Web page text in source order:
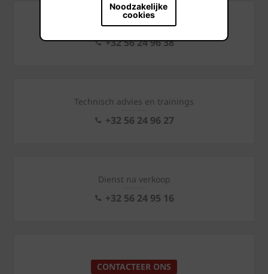
Noodzakelijke
cookies
Algemeen contact
+32 56 24 96 38
Technisch advies en trainings
+32 56 24 96 27
Dienst na verkoop
+32 56 24 95 16
CONTACTEER ONS